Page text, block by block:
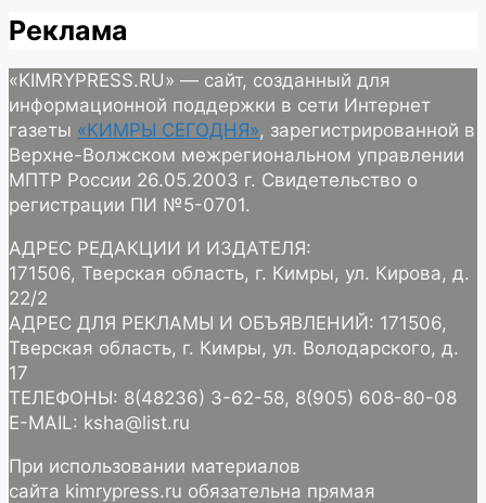
Реклама
«KIMRYPRESS.RU» — сайт, созданный для
информационной поддержки в сети Интернет
газеты «КИМРЫ СЕГОДНЯ», зарегистрированной в
Верхне-Волжском межрегиональном управлении
МПТР России 26.05.2003 г. Свидетельство о
регистрации ПИ №5-0701.
АДРЕС РЕДАКЦИИ И ИЗДАТЕЛЯ:
171506, Тверская область, г. Кимры, ул. Кирова, д.
22/2
АДРЕС ДЛЯ РЕКЛАМЫ И ОБЪЯВЛЕНИЙ: 171506,
Тверская область, г. Кимры, ул. Володарского, д.
17
ТЕЛЕФОНЫ: 8(48236) 3-62-58, 8(905) 608-80-08
E-MAIL: ksha@list.ru
При использовании материалов
сайта kimrypress.ru обязательна прямая